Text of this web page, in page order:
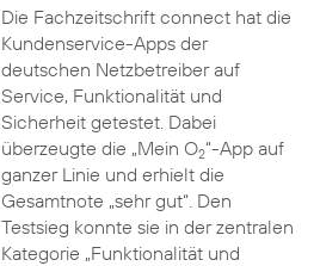
Die Fachzeitschrift connect hat die
Kundenservice-Apps der
deutschen Netzbetreiber auf
Service, Funktionalität und
Sicherheit getestet. Dabei
überzeugte die „Mein O2“-App auf
ganzer Linie und erhielt die
Gesamtnote „sehr gut“. Den
Testsieg konnte sie in der zentralen
Kategorie „Funktionalität und